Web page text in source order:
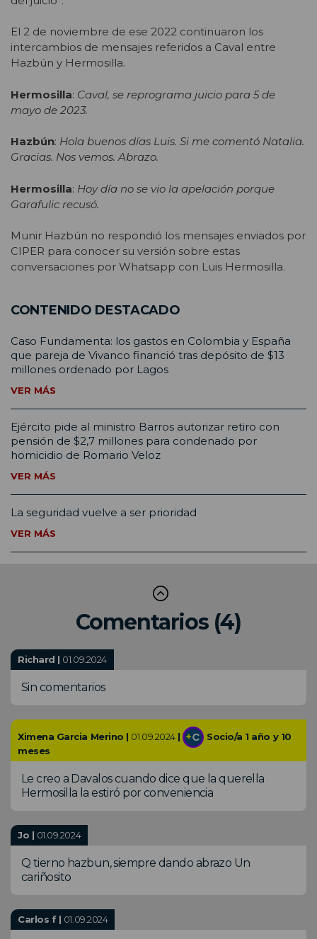
El 2 de noviembre de ese 2022 continuaron los
intercambios de mensajes referidos a Caval entre
Hazbún y Hermosilla.
Hermosilla: Caval, se reprograma juicio para 5 de
mayo de 2023.
Hazbún: Hola buenos días Luis. Si me comentó Natalia.
Gracias. Nos vemos. Abrazo.
Hermosilla: Hoy día no se vio la apelación porque
Garafulic recusó.
Munir Hazbún no respondió los mensajes enviados por
CIPER para conocer su versión sobre estas
conversaciones por Whatsapp con Luis Hermosilla.
CONTENIDO DESTACADO
Caso Fundamenta: los gastos en Colombia y España
que pareja de Vivanco financió tras depósito de $13
millones ordenado por Lagos
VER MÁS
Ejército pide al ministro Barros autorizar retiro con
pensión de $2,7 millones para condenado por
homicidio de Romario Veloz
VER MÁS
La seguridad vuelve a ser prioridad
VER MÁS
Comentarios (4)
Richard | 01.09.2024
Sin comentarios
Ximena Garcia Merino | 01.09.2024|
Socio/a 1 año y 10
meses
Le creo a Davalos cuando dice que la querella
Hermosilla la estiró por conveniencia
Jo | 01.09.2024
Q tierno hazbun, siempre dando abrazo Un
cariñosito
Carlos f | 01.09.2024